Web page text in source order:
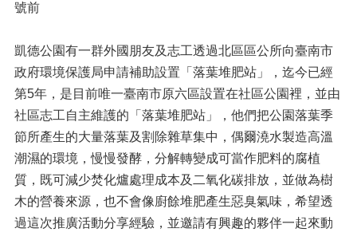
號前
凱德公園有一群外國朋友及志工透過北區區公所向臺南市
政府環境保護局申請補助設置「落葉堆肥站」，迄今已經
第5年，是目前唯一臺南市原六區設置在社區公園裡，並由
社區志工自主維護的「落葉堆肥站」，他們把公園落葉季
節所產生的大量落葉及割除雜草集中，偶爾澆水製造高溫
潮濕的環境，慢慢發酵，分解轉變成可當作肥料的腐植
質，既可減少焚化爐處理成本及二氧化碳排放，並做為樹
木的營養來源，也不會像廚餘堆肥產生惡臭氣味，希望透
過這次推廣活動分享經驗，並邀請有興趣的夥伴一起來動